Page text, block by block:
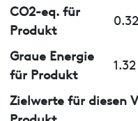
CO2-eq. für
Produkt
Graue Energie
für Produkt
Zielwerte für diesen